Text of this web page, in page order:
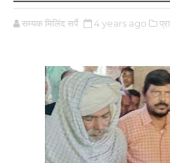
सम्यक मिलिंद सर्पे 4 years ago